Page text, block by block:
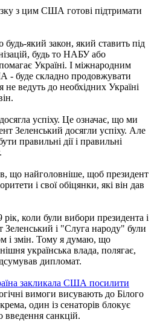
з цим США готові підтримати
який закон, який ставить під
будь то НАБУ або
Україні. І міжнародним
буде складно продовжувати
не ведуть до необхідних Україні
успіху. Це означає, що ми
Зеленський досягли успіху. Але
правильні дії і правильні
що найголовніше, щоб президент
і свої обіцянки, які він дав
коли були вибори президента і
Зеленський і "Слуга народу" були
і змін. Тому я думаю, що
українська влада, полягає,
дипломат.
закликала США посилити
вимоги висувають до Білого
один із сенаторів блокує
санкцій.